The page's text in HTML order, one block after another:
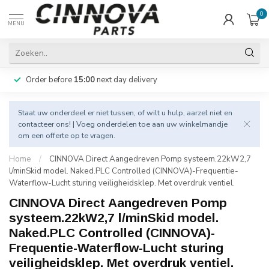
MENU
0
Order before 15:00next day delivery
Staat uw onderdeel er niet tussen, of wilt u hulp, aarzel niet en
contacteer ons! | Voeg onderdelen toe aan uw winkelmandje
om een offerte op te vragen.
Home /
CINNOVA Direct Aangedreven Pomp systeem.22kW2,7
l/minSkid model. Naked.PLC Controlled (CINNOVA)-Frequentie-
Waterflow-Lucht sturing veiligheidsklep. Met overdruk ventiel.
CINNOVA Direct Aangedreven Pomp
systeem.22kW2,7 l/minSkid model.
Naked.PLC Controlled (CINNOVA)-
Frequentie-Waterflow-Lucht sturing
veiligheidsklep. Met overdruk ventiel.